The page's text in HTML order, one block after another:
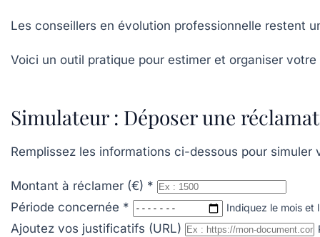
Les conseillers en évolution professionnelle restent
Voici un outil pratique pour estimer et organiser
Simulateur : Déposer une
Remplissez les informations ci-dessous pour simuler
Montant à réclamer (€) *
Période concernée * Indiquez le mois et
Ajoutez vos justificatifs (URL)